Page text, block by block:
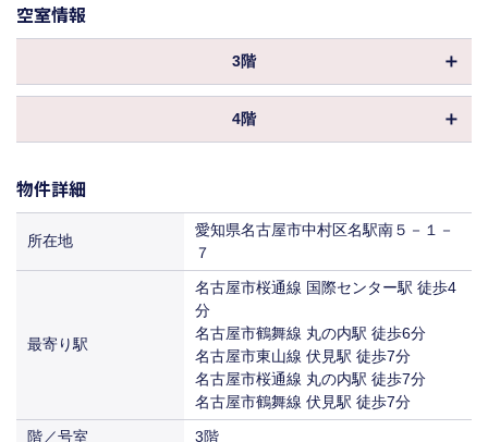
空室情報
3階
物件ID
147673
込
賃料
相談
4階
相談
込
相談
即入居
物件詳細
所在地
愛知県名古屋市中村区名駅南５－１－
７
最寄り駅
名古屋市桜通線 国際センター駅 徒歩4
分
名古屋市鶴舞線 丸の内駅 徒歩6分
名古屋市東山線 伏見駅 徒歩7分
名古屋市桜通線 丸の内駅 徒歩7分
名古屋市鶴舞線 伏見駅 徒歩7分
階／号室
3階